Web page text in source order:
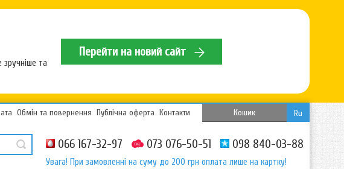
та
Перейти на новий сайт
Ru
Обмін та повернення Публічна оферта Контакти Кошик
066 167-32-97 073 076-50-51 098 840-03-88
Увага! При замовленні на суму до 200 грн оплата лише на картку!